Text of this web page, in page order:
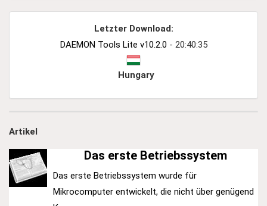
Letzter Download:
DAEMON Tools Lite v10.2.0 - 20:40:35
Hungary
Artikel
Das erste Betriebssystem
Das erste Betriebssystem wurde für
Mikrocomputer entwickelt, die nicht über genügend